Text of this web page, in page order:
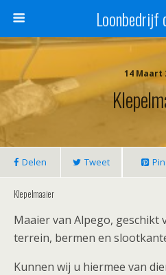
Loonbedrijf
14 Maart
Delen Tweet Pin
Klepelmaaier
Maaier van Alpego, geschikt
terrein, bermen en
Kunnen wij u hiermee van